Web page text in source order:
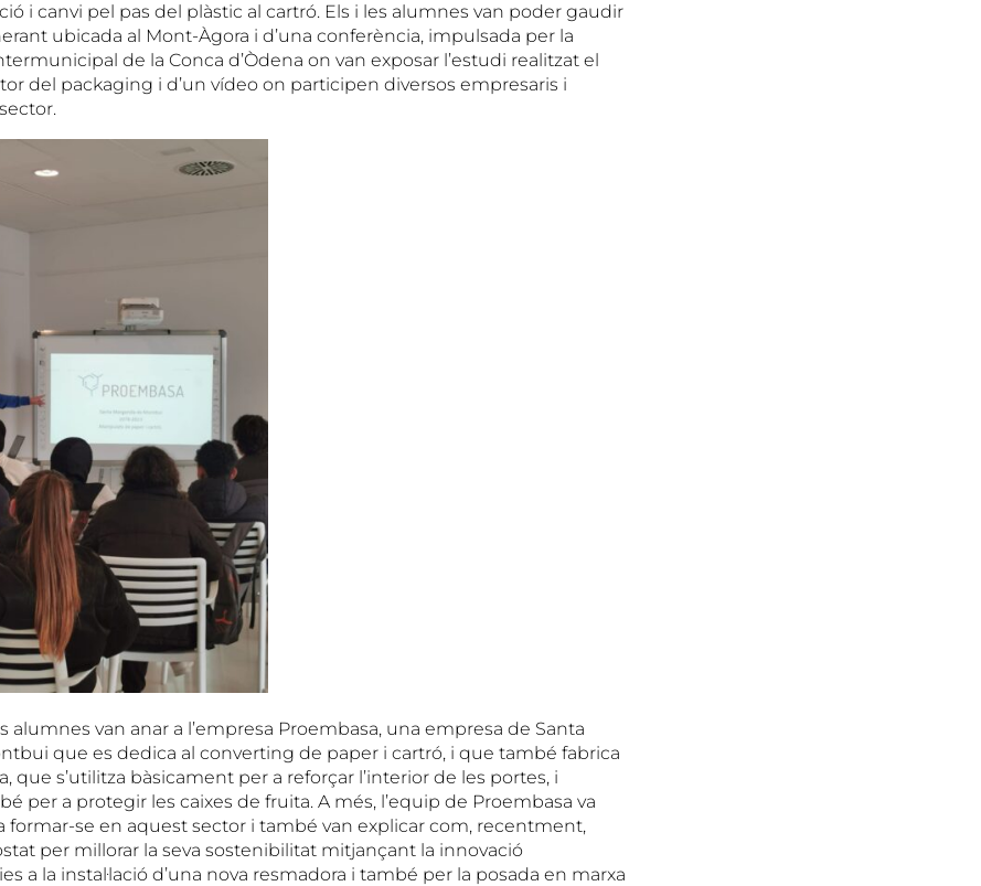
i canvi pel pas del plàstic al cartró. Els i les alumnes van poder gaudir
ubicada al Mont-Àgora i d’una conferència, impulsada per la
de la Conca d’Òdena on van exposar l’estudi realitzat el
del packaging i d’un vídeo on participen diversos empresaris i
alumnes van anar a l’empresa Proembasa, una empresa de Santa
que es dedica al converting de paper i cartró, i que també fabrica
que s’utilitza bàsicament per a reforçar l’interior de les portes, i
per a protegir les caixes de fruita. A més, l’equip de Proembasa va
formar-se en aquest sector i també van explicar com, recentment,
per millorar la seva sostenibilitat mitjançant la innovació
a la instal·lació d’una nova resmadora i també per la posada en marxa